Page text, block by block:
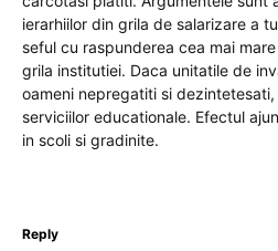
ierarhiilor din grila de salarizare a
seful cu raspunderea cea mai
grila institutiei. Daca unitatile de
oameni nepregatiti si
serviciilor educationale. Efectul
in scoli si gradinite.
Reply